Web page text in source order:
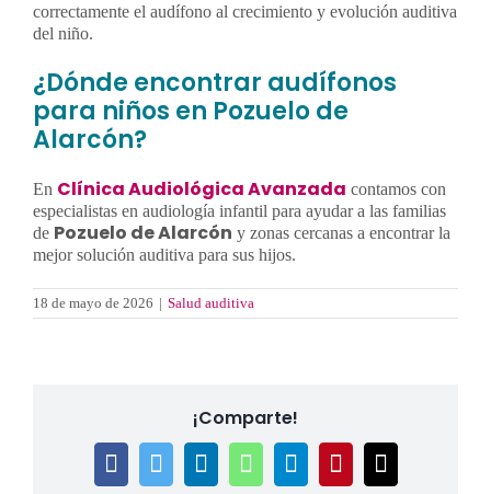
correctamente el audífono al crecimiento y evolución auditiva
del niño.
¿Dónde encontrar audífonos
para niños en Pozuelo de
Alarcón?
En Clínica Audiológica Avanzada contamos con
especialistas en audiología infantil para ayudar a las familias
de Pozuelo de Alarcón y zonas cercanas a encontrar la
mejor solución auditiva para sus hijos.
18 de mayo de 2026 | Salud auditiva
¡Comparte!
Facebook
TwitterLinkedInWhatsApp
Telegram
PinterestCorreo